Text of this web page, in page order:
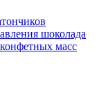
шоколада
масс